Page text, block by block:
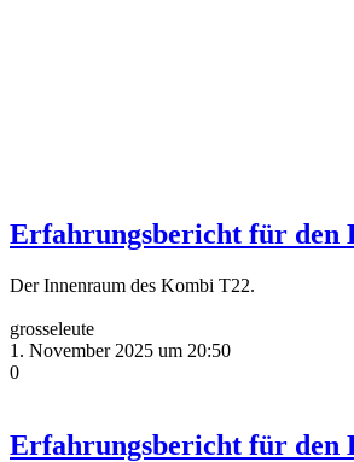
Erfahrungsbericht für den
Der Innenraum des Kombi T22.
grosseleute
1. November 2025 um 20:50
0
Erfahrungsbericht für den